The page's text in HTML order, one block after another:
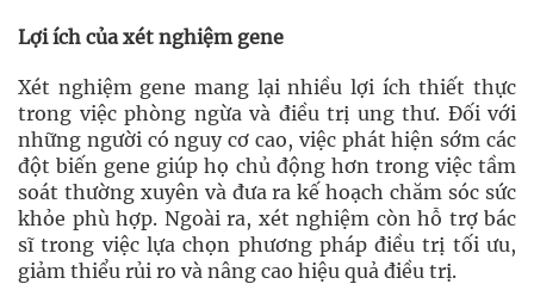
Lợi ích của xét nghiệm gene
Xét nghiệm gene mang lại nhiều lợi ích thiết thực
trong việc phòng ngừa và điều trị ung thư. Đối với
những người có nguy cơ cao, việc phát hiện sớm các
đột biến gene giúp họ chủ động hơn trong việc tầm
soát thường xuyên và đưa ra kế hoạch chăm sóc sức
khỏe phù hợp. Ngoài ra, xét nghiệm còn hỗ trợ bác
sĩ trong việc lựa chọn phương pháp điều trị tối ưu,
giảm thiểu rủi ro và nâng cao hiệu quả điều trị.